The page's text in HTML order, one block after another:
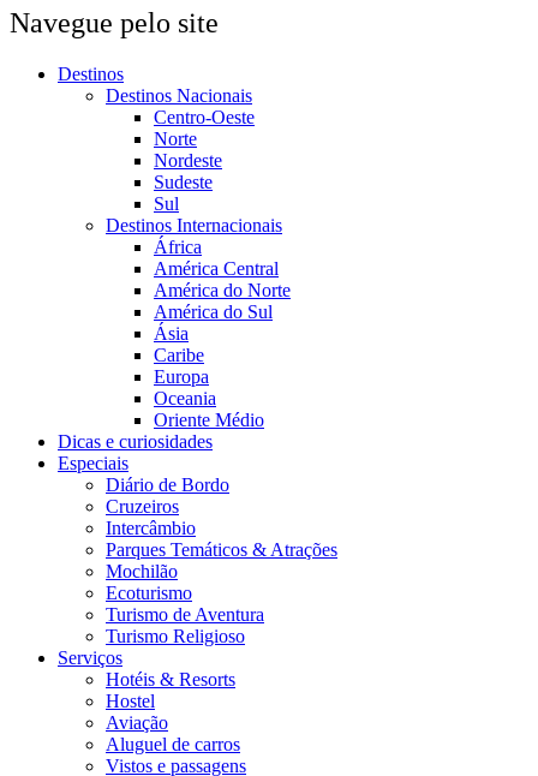
Navegue pelo site
Destinos
Destinos Nacionais
Centro-Oeste
Norte
Nordeste
Sudeste
Sul
Destinos Internacionais
África
América Central
América do Norte
América do Sul
Ásia
Caribe
Europa
Oceania
Oriente Médio
Dicas e curiosidades
Especiais
Diário de Bordo
Cruzeiros
Intercâmbio
Parques Temáticos & Atrações
Mochilão
Ecoturismo
Turismo de Aventura
Turismo Religioso
Serviços
Hotéis & Resorts
Hostel
Aviação
Aluguel de carros
Vistos e passagens